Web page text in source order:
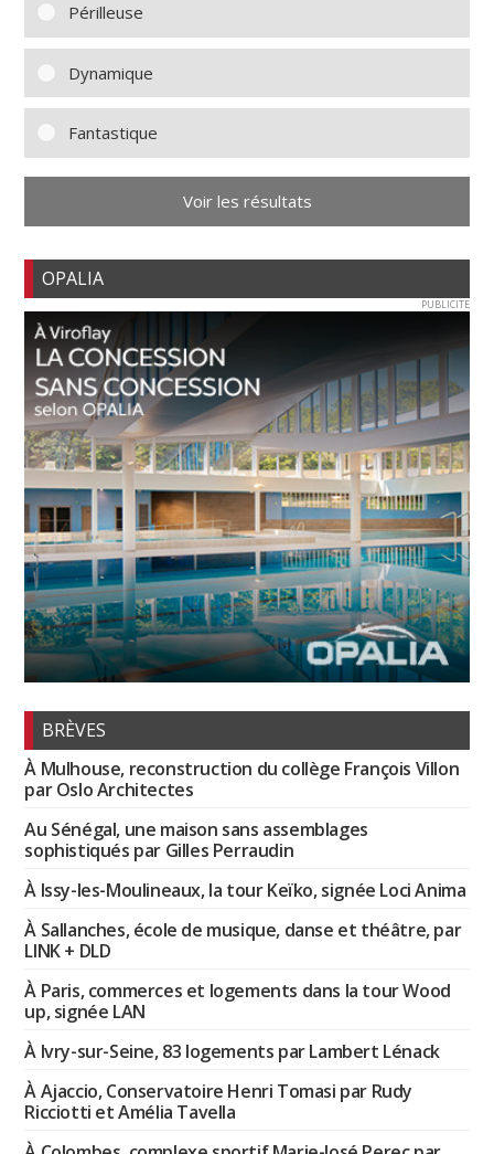
Périlleuse
Dynamique
Fantastique
Voir les résultats
OPALIA
PUBLICITE
BRÈVES
À Mulhouse, reconstruction du collège François Villon
par Oslo Architectes
Au Sénégal, une maison sans assemblages
sophistiqués par Gilles Perraudin
À Issy-les-Moulineaux, la tour Keïko, signée Loci Anima
À Sallanches, école de musique, danse et théâtre, par
LINK + DLD
À Paris, commerces et logements dans la tour Wood
up, signée LAN
À Ivry-sur-Seine, 83 logements par Lambert Lénack
À Ajaccio, Conservatoire Henri Tomasi par Rudy
Ricciotti et Amélia Tavella